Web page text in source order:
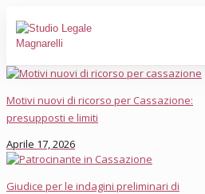
Motivi nuovi di ricorso per Cassazione:
presupposti e limiti
Aprile 17, 2026
Giudice per le indagini preliminari di